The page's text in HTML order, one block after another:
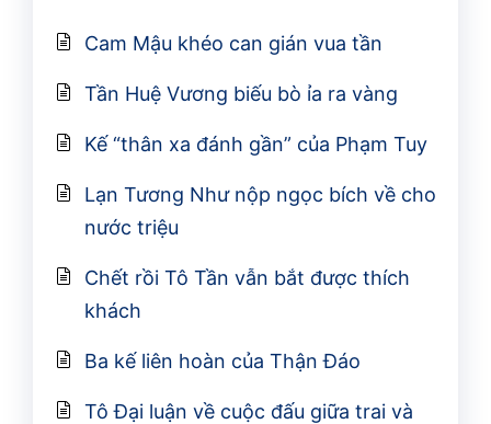
Cam Mậu khéo can gián vua tần
Tần Huệ Vương biếu bò ỉa ra vàng
Kế “thân xa đánh gần” của Phạm Tuy
Lạn Tương Như nộp ngọc bích về cho
nước triệu
Chết rồi Tô Tần vẫn bắt được thích
khách
Ba kế liên hoàn của Thận Đáo
Tô Đại luận về cuộc đấu giữa trai và